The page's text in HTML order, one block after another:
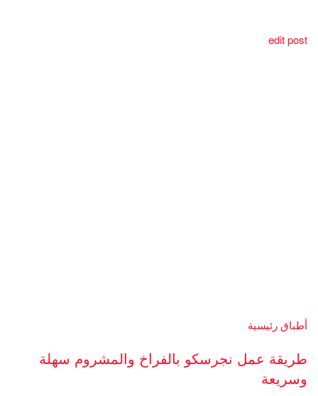
edit post
أطباق رئيسية
طريقة عمل نجرسكو بالفراخ والمشروم سهلة
وسريعة